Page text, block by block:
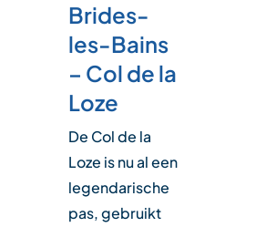
Brides-
les-Bains
– Col de la
Loze
De Col de la
Loze is nu al een
legendarische
pas, gebruikt